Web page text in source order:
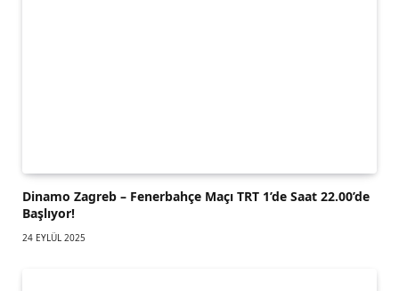
Dinamo Zagreb – Fenerbahçe Maçı TRT 1’de Saat 22.00’de
Başlıyor!
24 EYLÜL 2025